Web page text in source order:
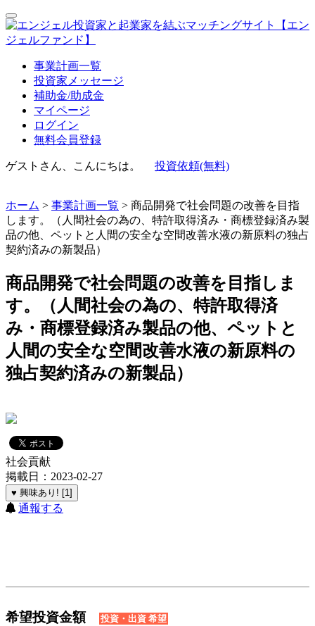
事業計画一覧
投資家メッセージ
補助金/助成金
マイページ
ログイン
無料会員登録
ゲストさん、こんにちは。 投資依頼(無料)
ホーム > 事業計画一覧 > 商品開発で社会問題の改善を目指
します。（人間社会の為の、特許取得済み・商標登録済み製
品の他、ペットと人間の安全な空間改善水液の新原料の独占
契約済みの新製品）
商品開発で社会問題の改善を目指しま
す。（人間社会の為の、特許取得済
み・商標登録済み製品の他、ペットと
人間の安全な空間改善水液の新原料の
独占契約済みの新製品）
社会貢献
掲載日：2023-02-27
♥ 興味あり! [1]
通報する
希望投資金額 投資・出資 希望